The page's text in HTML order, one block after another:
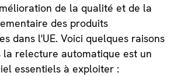
de la qualité et de la
des produits
dans l'UE. Voici quelques raisons
la relecture automatique est un
essentiels à exploiter :